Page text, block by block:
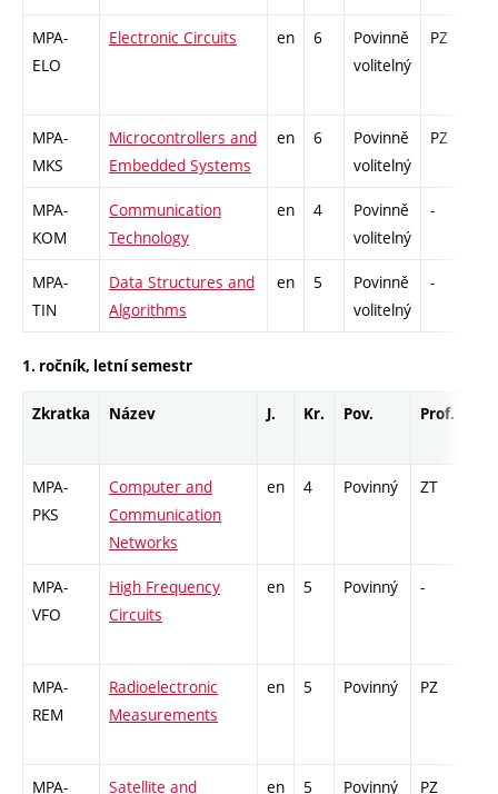
MPA-
ELO
Electronic Circuits en 6
Povinně
volitelný
PZ
MPA-
MKS
Microcontrollers and
Embedded Systems
en 6
Povinně
volitelný
PZ
MPA-
KOM
Communication
Technology
en 4
Povinně
volitelný
-
MPA-
TIN
Data Structures and
Algorithms
en 5
Povinně
volitelný
-
1. ročník, letní semestr
Zkratka Název J. Kr. Pov. Prof.
MPA-
PKS
Computer and
Communication
Networks
en 4 Povinný ZT
MPA-
VFO
High Frequency
Circuits
en 5 Povinný -
MPA-
REM
Radioelectronic
Measurements
en 5 Povinný PZ
MPA- Satellite and en 5 Povinný PZ